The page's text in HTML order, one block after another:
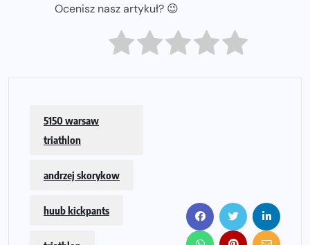
Ocenisz nasz artykuł? 😉
5150 warsaw
triathlon
andrzej skorykow
huub kickpants